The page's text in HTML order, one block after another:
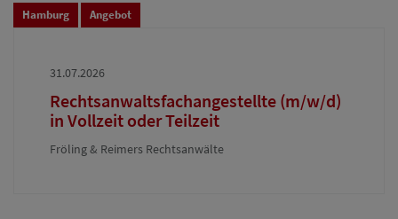
Hamburg Angebot
31.07.2026
Rechtsanwaltsfachangestellte (m/w/d)
in Vollzeit oder Teilzeit
Fröling & Reimers Rechtsanwälte